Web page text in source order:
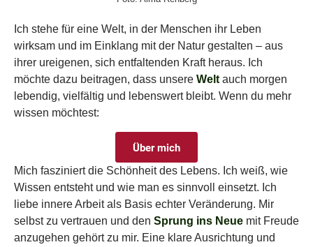
Ich stehe für eine Welt, in der Menschen ihr Leben
wirksam und im Einklang mit der Natur gestalten – aus
ihrer ureigenen, sich entfaltenden Kraft heraus. Ich
möchte dazu beitragen, dass unsere Welt auch morgen
lebendig, vielfältig und lebenswert bleibt. Wenn du mehr
wissen möchtest:
Über mich
Mich fasziniert die Schönheit des Lebens. Ich weiß, wie
Wissen entsteht und wie man es sinnvoll einsetzt. Ich
liebe innere Arbeit als Basis echter Veränderung. Mir
selbst zu vertrauen und den Sprung ins Neue mit Freude
anzugehen gehört zu mir. Eine klare Ausrichtung und